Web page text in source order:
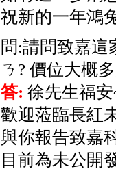
祝新的一年鴻
問:請問致嘉這
ㄋ? 價位大概
答: 徐先生福
歡迎蒞臨長紅
與你報告致嘉
目前為未公開